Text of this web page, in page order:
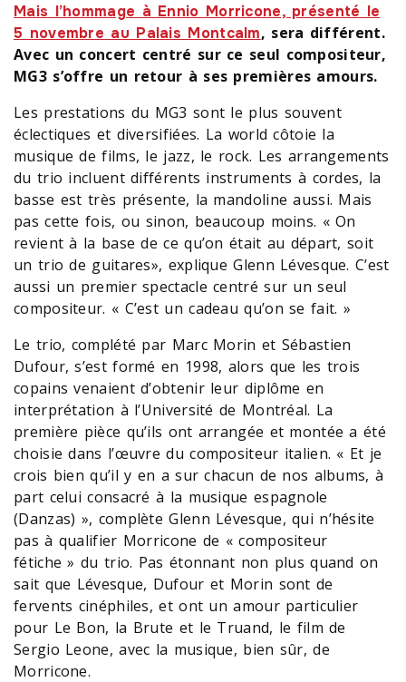
Mais l’hommage à Ennio Morricone, présenté le
5 novembre au Palais Montcalm, sera différent.
Avec un concert centré sur ce seul compositeur,
MG3 s’offre un retour à ses premières amours.
Les prestations du MG3 sont le plus souvent
éclectiques et diversifiées. La world côtoie la
musique de films, le jazz, le rock. Les arrangements
du trio incluent différents instruments à cordes, la
basse est très présente, la mandoline aussi. Mais
pas cette fois, ou sinon, beaucoup moins. « On
revient à la base de ce qu’on était au départ, soit
un trio de guitares», explique Glenn Lévesque. C’est
aussi un premier spectacle centré sur un seul
compositeur. « C’est un cadeau qu’on se fait. »
Le trio, complété par Marc Morin et Sébastien
Dufour, s’est formé en 1998, alors que les trois
copains venaient d’obtenir leur diplôme en
interprétation à l’Université de Montréal. La
première pièce qu’ils ont arrangée et montée a été
choisie dans l’œuvre du compositeur italien. « Et je
crois bien qu’il y en a sur chacun de nos albums, à
part celui consacré à la musique espagnole
(Danzas) », complète Glenn Lévesque, qui n’hésite
pas à qualifier Morricone de « compositeur
fétiche » du trio. Pas étonnant non plus quand on
sait que Lévesque, Dufour et Morin sont de
fervents cinéphiles, et ont un amour particulier
pour Le Bon, la Brute et le Truand, le film de
Sergio Leone, avec la musique, bien sûr, de
Morricone.